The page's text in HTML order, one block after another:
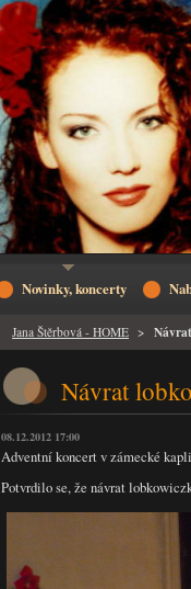
Jana Štěrbová - HOME >
Návrat
08.12.2012 17:00
Adventní koncert v zámecké
Potvrdilo se, že návrat
Novinky, koncerty